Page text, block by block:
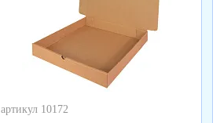
артикул 10172